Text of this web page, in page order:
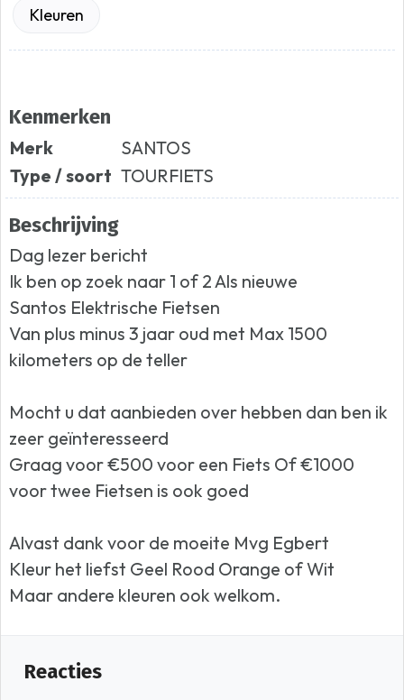
Kleuren
Kenmerken
Merk
SANTOS
Type / soort TOURFIETS
Beschrijving
Dag lezer bericht
Ik ben op zoek naar 1 of 2 Als nieuwe
Santos Elektrische Fietsen
Van plus minus 3 jaar oud met Max 1500
kilometers op de teller
Mocht u dat aanbieden over hebben dan ben ik
zeer geïnteresseerd
Graag voor €500 voor een Fiets Of €1000
voor twee Fietsen is ook goed
Alvast dank voor de moeite Mvg Egbert
Kleur het liefst Geel Rood Orange of Wit
Maar andere kleuren ook welkom.
Reacties